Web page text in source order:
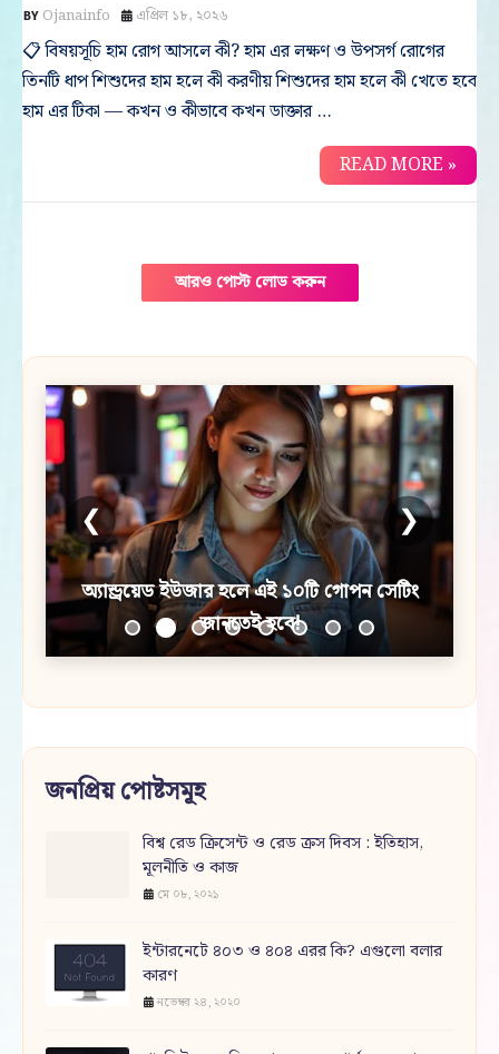
Ojanainfo এপ্রিল ১৮, ২০২৬
📋 বিষয়সূচি হাম রোগ আসলে কী? হাম এর লক্ষণ ও উপসর্গ রোগের
তিনটি ধাপ শিশুদের হাম হলে কী করণীয় শিশুদের হাম হলে কী খেতে হবে
হাম এর টিকা — কখন ও কীভাবে কখন ডাক্তার …
READ MORE »
আরও পোস্ট লোড করুন
অ্যান্ড্রয়েড ইউজার হলে এই ১০টি গোপন সেটিং
জানতেই হবে!
❮ ❯
জনপ্রিয় পোষ্টসমূহ
বিশ্ব রেড ক্রিসেন্ট ও রেড ক্রস দিবস : ইতিহাস,
মূলনীতি ও কাজ
মে ০৮, ২০২১
ইন্টারনেটে ৪০৩ ও ৪০৪ এরর কি? এগুলো বলার
কারণ
নভেম্বর ২৪, ২০২০